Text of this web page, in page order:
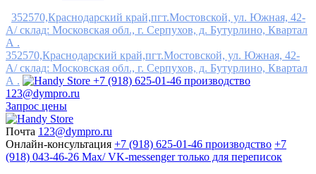
352570,Краснодарский край,пгт.Мостовской, ул. Южная, 42-
А/ склад: Московская обл., г. Серпухов, д. Бутурлино, Квартал
А .
352570,Краснодарский край,пгт.Мостовской, ул. Южная, 42-
А/ склад: Московская обл., г. Серпухов, д. Бутурлино, Квартал
А .
+7 (918) 625-01-46 производство
123@dympro.ru
Запрос цены
Почта 123@dympro.ru
Онлайн-консультация +7 (918) 625-01-46 производство +7
(918) 043-46-26 Max/ VK-messenger только для переписок